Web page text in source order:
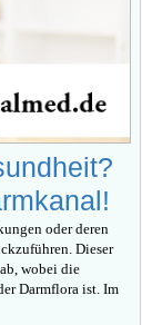
oder deren
Dieser
wobei die
Darmflora ist. Im